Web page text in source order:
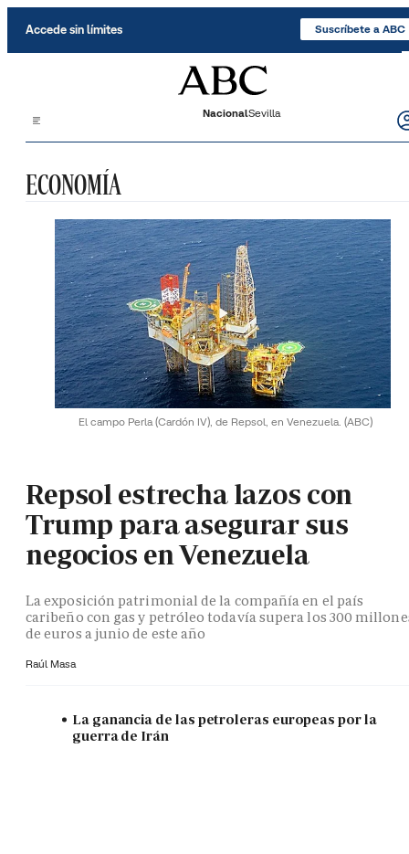
Accede sin límites Suscríbete a ABC
NacionalSevilla
ECONOMÍA
El campo Perla (Cardón IV), de Repsol, en Venezuela. (ABC)
Repsol estrecha lazos con
Trump para asegurar sus
negocios en Venezuela
La exposición patrimonial de la compañía en el país
caribeño con gas y petróleo todavía supera los 300
de euros a junio de este año
Raúl Masa
La ganancia de las petroleras europeas por la
guerra de Irán